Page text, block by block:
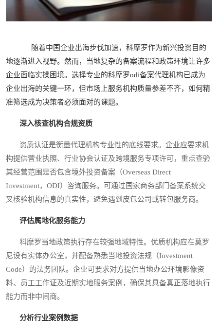
随着中国企业出海步伐加速，科摩罗作为新兴投资目的
地逐渐进入视野。然而，当地复杂的备案流程和政策环境让许多
企业面临实操困境。选择专业的科摩罗odi备案代理机构已成为
企业出海的关键一环，但市场上服务机构质量参差不齐，如何精
准筛选成为决策者必须面对的课题。
深入核查机构合规资质
资质认证是衡量代理机构专业性的底线要求。企业应要求机
构提供营业执照、行业协会认证及跨境服务专项许可，重点查验
其经营范围是否包含境外投资备案（Overseas Direct
Investment，ODI）咨询服务。可通过国家商务部门备案系统交
叉核验机构信息的真实性，避免遇到皮包公司或转包服务商。
评估属地化服务能力
科摩罗当地政策执行存在较强地域特性。优质机构应在莫罗
尼设有实体办公室，并配备熟悉当地投资法规（Investment
Code）的法务团队。企业可要求对方提供当地办公环境影像资
料、员工工作证及近期实地服务案例，确保其具备真正落地执行
能力而非中间商。
分析行业案例数据